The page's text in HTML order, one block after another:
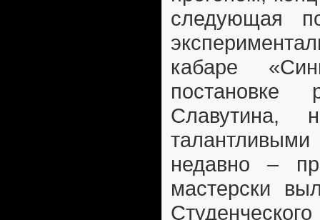
следующая
кабаре
постановке
Славутина,
недавно –
мастерски